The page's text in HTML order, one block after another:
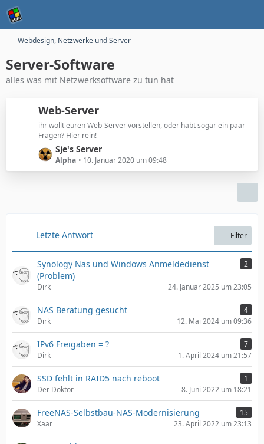
Webdesign, Netzwerke und Server
Server-Software
alles was mit Netzwerksoftware zu tun hat
Web-Server
ihr wollt euren Web-Server vorstellen, oder habt sogar ein paar
Fragen? Hier rein!
L
e
t
e
t
r
ä
g
e
Sje's Server
Alpha 10. Januar 2020 um 09:48
Letzte Antwort Filter
Synology Nas und Windows Anmeldedienst
(Problem)
2
Dirk 24. Januar 2025 um 23:05
NAS Beratung gesucht
4
Dirk
12. Mai 2024 um 09:36
IPv6 Freigaben = ?
7
Dirk
1. April 2024 um 21:57
SSD fehlt in RAID5 nach reboot
1
Der Doktor
8. Juni 2022 um 18:21
FreeNAS-Selbstbau-NAS-Modernisierung
15
Xaar
23. April 2022 um 23:13